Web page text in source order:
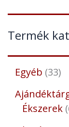
Termék
Egyéb 33
Ékszerek